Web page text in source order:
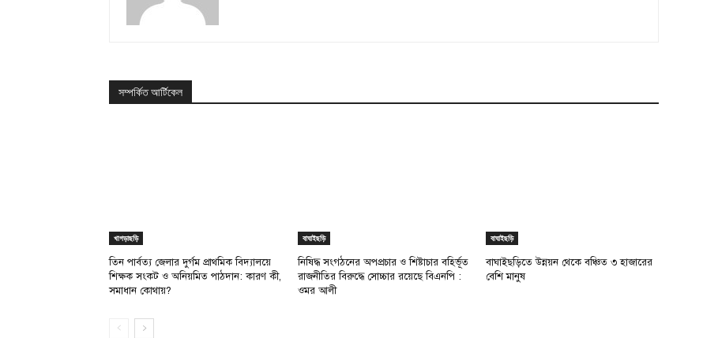
সম্পর্কিত আর্টিকেল
খাগড়াছড়ি
তিন পার্বত্য জেলার দুর্গম প্রাথমিক বিদ্যালয়ে
শিক্ষক সংকট ও অনিয়মিত পাঠদান: কারণ কী,
সমাধান কোথায়?
বাঘাইছড়ি
নিষিদ্ধ সংগঠনের অপপ্রচার ও শিষ্টাচার বহির্ভূত
রাজনীতির বিরুদ্ধে সোচ্চার রয়েছে বিএনপি :
ওমর আলী
বাঘাইছড়ি
বাঘাইছড়িতে উন্নয়ন থেকে বঞ্চিত ৩ হাজারের
বেশি মানুষ